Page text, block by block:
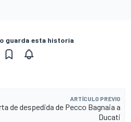
guarda esta historia
ARTÍCULO PREVIO
de despedida de Pecco Bagnaia a
Ducati